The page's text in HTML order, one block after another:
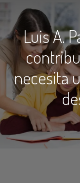
Luis A.
necesita